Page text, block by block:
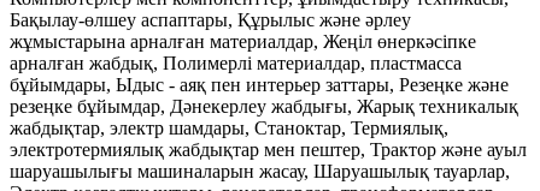
Бақылау-өлшеу аспаптары, Құрылыс және әрлеу
жұмыстарына арналған материалдар, Жеңіл өнеркәсіпке
арналған жабдық, Полимерлі материалдар, пластмасса
бұйымдары, Ыдыс - аяқ пен интерьер заттары, Резеңке және
резеңке бұйымдар, Дәнекерлеу жабдығы, Жарық техникалық
жабдықтар, электр шамдары, Станоктар, Термиялық,
электротермиялық жабдықтар мен пештер, Трактор және ауыл
шаруашылығы машиналарын жасау, Шаруашылық тауарлар,